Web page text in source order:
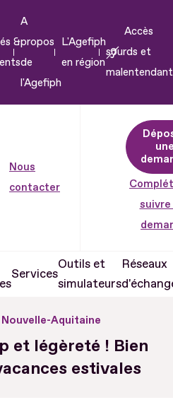
&
A
propos
de
l'Agefiph
L'Agefiph
en région
Accès
sourds et
Nous
contacter
suivre
Services
Outils et
simulateurs
Réseaux
Nouvelle-Aquitaine
et légèreté ! Bien
estivales